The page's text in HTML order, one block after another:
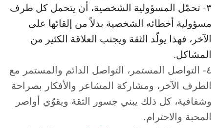
٣- تحمّل المسؤولية الشخصية، أن يتحمل كل طرف
مسؤولية أخطائه الشخصية بدلاً من إلقائها على
الآخر، فهذا يولّد الثقة ويجنب العلاقة الكثير من
المشاكل.
٤- التواصل المستمر، التواصل الدائم والمستمر مع
الطرف الآخر، ومشاركة المشاعر والأفكار بصراحة
وشفافية، كل ذلك يبني جسور الثقة ويقوّي أواصر
المحبة والاحترام.